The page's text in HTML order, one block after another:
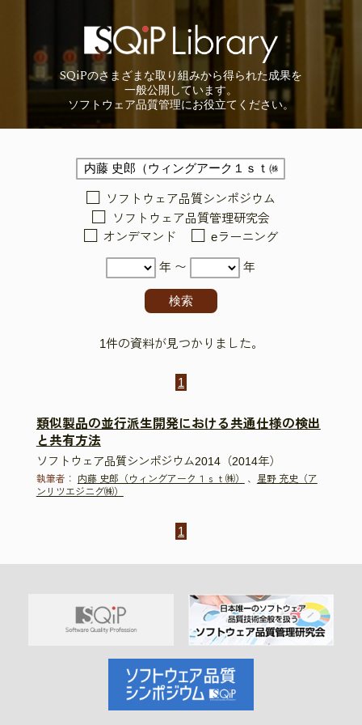
SQiPのさまざまな取り組みから得られた成果を
一般公開しています。
ソフトウェア品質管理にお役立てください。
ソフトウェア品質シンポジウム
ソフトウェア品質管理研究会
オンデマンド
eラーニング
年 〜 年
1件の資料が見つかりました。
1
類似製品の並行派生開発における共通仕様の検出
と共有方法
ソフトウェア品質シンポジウム2014（2014年）
執筆者： 内藤 史郎（ウィングアーク１ｓｔ㈱） 、 星野 充史（ア
ンリツエジニグ㈱）
1